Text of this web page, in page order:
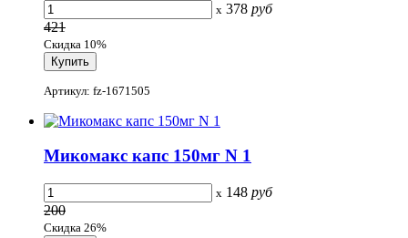
x 378 руб
421
Скидка 10%
Артикул: fz-1671505
Микомакс капс 150мг N 1
x 148 руб
200
Скидка 26%